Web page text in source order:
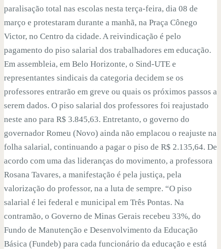
paralisação total nas escolas nesta terça-feira, dia 08 de
março e protestaram durante a manhã, na Praça Cônego
Victor, no Centro da cidade. A reivindicação é pelo
pagamento do piso salarial dos trabalhadores em educação.
Em assembleia, em Belo Horizonte, o Sind-UTE e
representantes sindicais da categoria decidem se os
professores entrarão em greve ou quais os próximos passos a
serem dados. O piso salarial dos professores foi reajustado
neste ano para R$ 3.845,63. Entretanto, o governo do
governador Romeu (Novo) ainda não emplacou o reajuste na
folha salarial, continuando a pagar o piso de R$ 2.135,64. De
acordo com uma das lideranças do movimento, a professora
Rosana Tavares, a manifestação é pela justiça, pela
valorização do professor, na a luta de sempre. “O piso
salarial é lei federal e municipal em Três Pontas. Na
contramão, o Governo de Minas Gerais recebeu 33%, do
Fundo de Manutenção e Desenvolvimento da Educação
Básica (Fundeb) para cada funcionário da educação e está